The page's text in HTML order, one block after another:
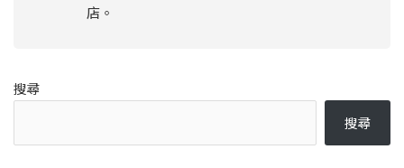
店。
搜尋
搜尋